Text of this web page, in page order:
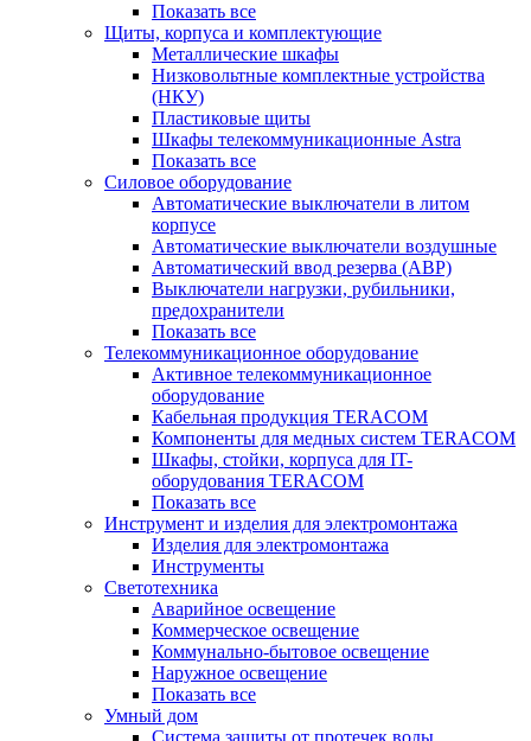
Показать все
Щиты, корпуса и комплектующие
Металлические шкафы
Низковольтные комплектные устройства
(НКУ)
Пластиковые щиты
Шкафы телекоммуникационные Astra
Показать все
Силовое оборудование
Автоматические выключатели в литом
корпусе
Автоматические выключатели воздушные
Автоматический ввод резерва (АВР)
Выключатели нагрузки, рубильники,
предохранители
Показать все
Телекоммуникационное оборудование
Активное телекоммуникационное
оборудование
Кабельная продукция TERACOM
Компоненты для медных систем TERACOM
Шкафы, стойки, корпуса для IT-
оборудования TERACOM
Показать все
Инструмент и изделия для электромонтажа
Изделия для электромонтажа
Инструменты
Светотехника
Аварийное освещение
Коммерческое освещение
Коммунально-бытовое освещение
Наружное освещение
Показать все
Умный дом
Система защиты от протечек воды